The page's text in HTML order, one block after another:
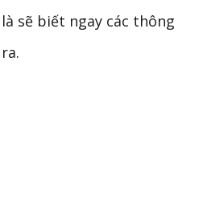
sẽ biết ngay các thông